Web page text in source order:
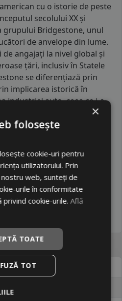
cu o istorie de peste
secolului XX și
Bridgestone, unul
de anvelope din lume.
de angajați la nivel global și
țări, inclusiv în Statele
se diferențiază prin
implicarea istorică în
industriei auto, ceea ce i-a
vastă în domeniu.
pentru a oferi un
și performanță,
mai accesibilă la
aceluiași grup. În
aceeași categorie,
tehnologice ale
identitatea prin
adaptate pentru o gamă
de utilizare.
Valoare
×
folosește
cookie-uri pentru
utilizatorului. Prin
web, sunteți de
urile în conformitate
privind cookie-urile.Află
TOATE
TOT